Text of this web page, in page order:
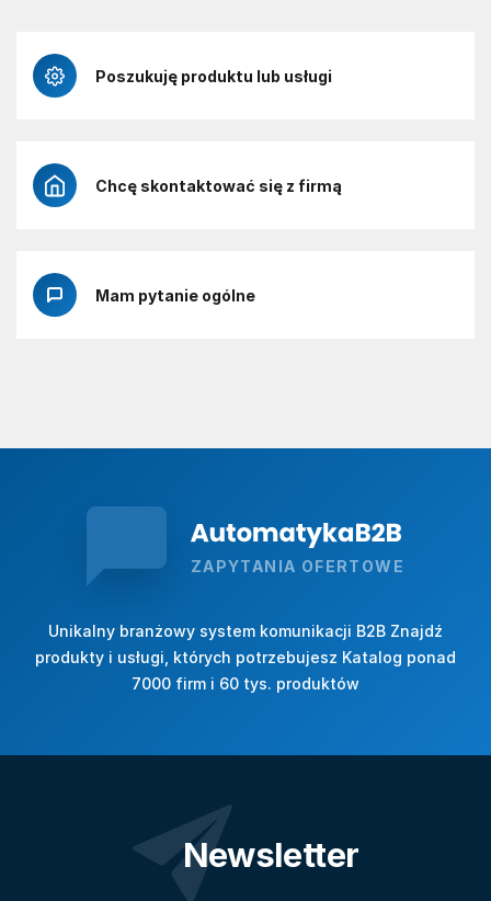
Poszukuję produktu lub usługi
Chcę skontaktować się z firmą
Mam pytanie ogólne
ZAPYTANIA OFERTOWE
Unikalny branżowy system komunikacji B2B Znajdź
produkty i usługi, których potrzebujesz Katalog ponad
7000 firm i 60 tys. produktów
Newsletter